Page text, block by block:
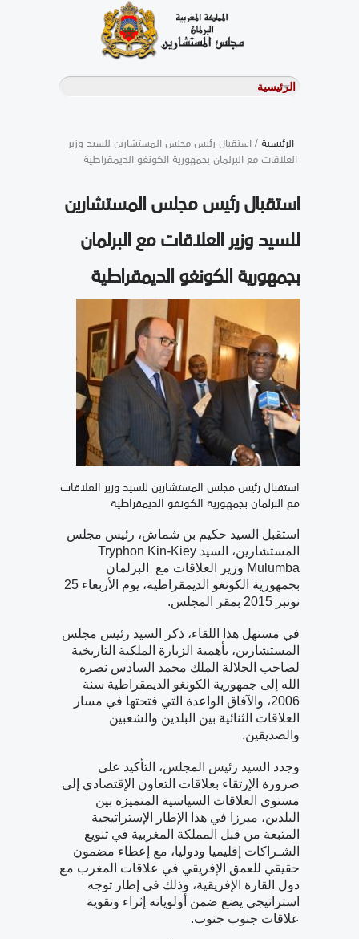
الرئيسية/ استقبال رئيس مجلس المستشارين للسيد وزير
العلاقات مع البرلمان بجمهورية الكونغو الديمقراطية
استقبال رئيس مجلس المستشارين
للسيد وزير العلاقات مع البرلمان
بجمهورية الكونغو الديمقراطية
استقبال رئيس مجلس المستشارين للسيد وزير العلاقات
مع البرلمان بجمهورية الكونغو الديمقراطية
استقبل السيد حكيم بن شماش، رئيس مجلس
المستشارين، السيد Tryphon Kin-Kiey
Mulumba وزير العلاقات مع البرلمان
بجمهورية الكونغو الديمقراطية، يوم الأربعاء 25
نونبر 2015 بمقر المجلس.
في مستهل هذا اللقاء، ذكر السيد رئيس مجلس
المستشارين، بأهمية الزيارة الملكية التاريخية
لصاحب الجلالة الملك محمد السادس نصره
الله إلى جمهورية الكونغو الديمقراطية سنة
2006، والآفاق الواعدة التي فتحتها في مسار
العلاقات الثنائية بين البلدين والشعبين
والصديقين.
وجدد السيد رئيس المجلس، التأكيد على
ضرورة الإرتقاء بعلاقات التعاون الإقتصادي إلى
مستوى العلاقات السياسية المتميزة بين
البلدين، مبرزا في هذا الإطار الإستراتيجية
المتبعة من قبل المملكة المغربية في تنويع
الشـراكات إقليميا ودوليا، مع إعطاء مضمون
حقيقي للعمق الإفريقي في علاقات المغرب مع
دول القارة الإفريقية، وذلك في إطار توجه
استراتيجي يضع ضمن أولوياته إثراء وتقوية
علاقات جنوب جنوب.